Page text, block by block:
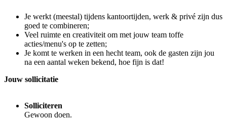
Je werkt (meestal) tijdens kantoortijden, werk & privé zijn dus
goed te combineren;
Veel ruimte en creativiteit om met jouw team toffe
acties/menu's op te zetten;
Je komt te werken in een hecht team, ook de gasten zijn jou
na een aantal weken bekend, hoe fijn is dat!
Jouw sollicitatie
Solliciteren
Gewoon doen.